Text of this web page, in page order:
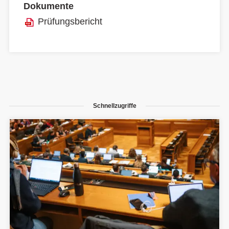
Dokumente
Prüfungsbericht
Schnellzugriffe